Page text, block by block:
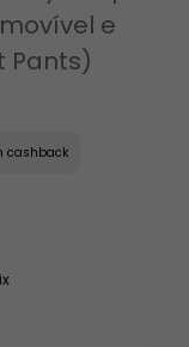
e
Pants)
cashback